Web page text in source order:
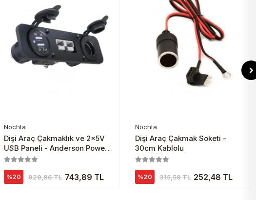
Sepete Ekle
Nochta
Dişi Araç Çakmaklık ve 2x5V
USB Paneli - Anderson Power
Soketli
%20 929,86 TL 743,89 TL
Sepete Ekle
Nochta
Dişi Araç Çakmak Soketi -
30cm Kablolu
%20 315,59 TL 252,48 TL